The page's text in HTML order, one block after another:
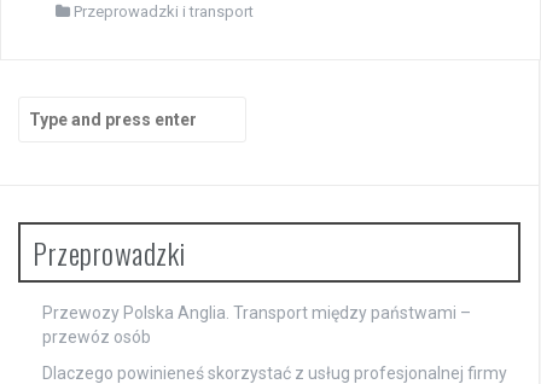
Przeprowadzki i transport
for:
Przeprowadzki
Przewozy Polska Anglia. Transport między państwami –
przewóz osób
Dlaczego powinieneś skorzystać z usług profesjonalnej firmy